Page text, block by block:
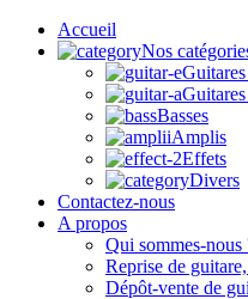
Accueil
Nos
Basses
Amplis
Effets
Divers
Contactez-nous
A propos
Qui sommes-
Reprise de
Dépôt-vente de